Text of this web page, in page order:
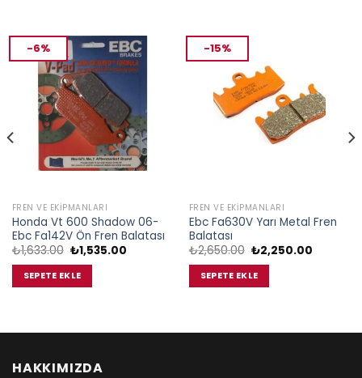
-6%
FREN VE EKIPMANLARI
Honda Vt 600 Shadow 06-
Ebc Fa142V Ön Fren Balatası
₺1,633.00 Orijinal
fiyat:
₺1,633.00.
₺1,535.00Şu
SEPETE EKLE
-15%
FREN VE EKIPMANLARI
Ebc Fa630V Yarı Metal Fren
Balatası
₺2,650.00 Orijinal
fiyat:
₺2,650.00.
₺2,250.00Şu
SEPETE EKLE
HAKKIMIZDA